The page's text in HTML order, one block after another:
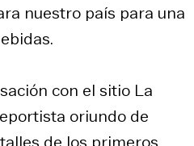
nuestro país para una
con el sitio La
oriundo de